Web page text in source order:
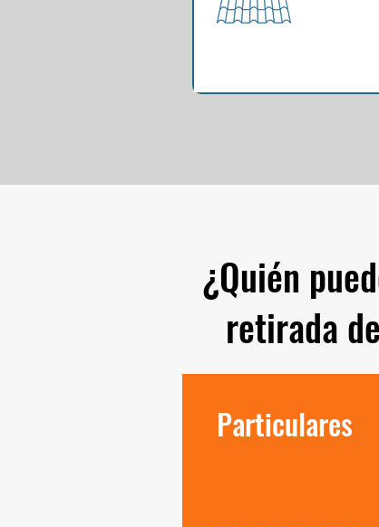
¿Quién
retirada
Particulares